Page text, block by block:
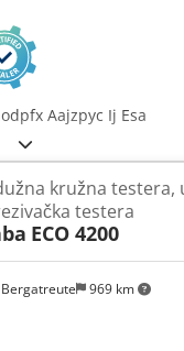
Aajzpyc Ij Esa
969 km
kružna testera,
testera
ECO 4200